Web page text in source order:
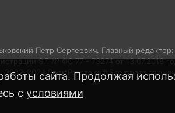
сайта. Продолжая
с условиями
Петр Сергеевич. Главный
ЭЛ № ФС 77 - 73274 от 13.07.2018
2002-2024 SportPressa.ru™ Все права